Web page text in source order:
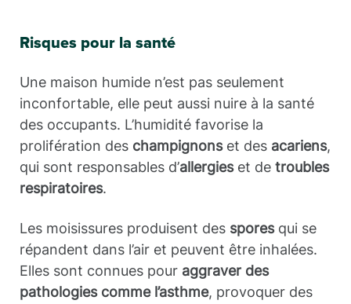
Risques pour la santé
Une maison humide n’est pas seulement
inconfortable, elle peut aussi nuire à la santé
des occupants. L’humidité favorise la
prolifération des champignonset des acariens,
qui sont responsables d’allergieset de troubles
respiratoires.
Les moisissures produisent des sporesqui se
répandent dans l’air et peuvent être inhalées.
Elles sont connues pour aggraver des
pathologies comme l’asthme, provoquer des